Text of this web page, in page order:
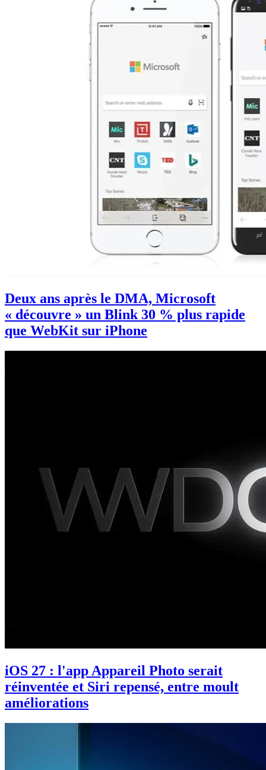
Deux ans après le DMA, Microsoft
« découvre » un Blink 30 % plus rapide
que WebKit sur iPhone
iOS 27 : l'app Appareil Photo serait
réinventée et Siri repensé, entre moult
améliorations